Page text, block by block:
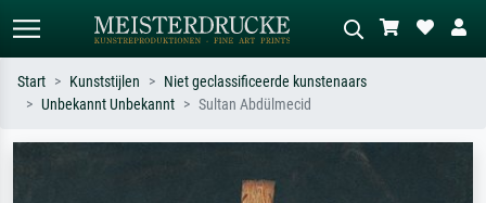
Beschrijf de scène – bijv. groene
weide, abstract met veel rood, donker
Start Kunststijlen
Niet geclassificeerde kunstenaars
Unbekannt Unbekannt
Sultan Abdülmecid